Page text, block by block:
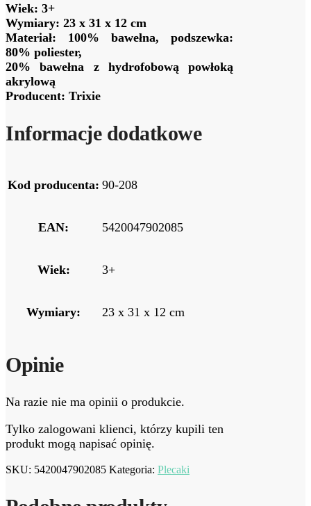
Wiek: 3+
Wymiary: 23 x 31 x 12 cm
Materiał: 100% bawełna, podszewka:
80% poliester,
20% bawełna z hydrofobową powłoką
akrylową
Producent: Trixie
Informacje dodatkowe
Kod producenta: 90-208
EAN: 5420047902085
Wiek: 3+
Wymiary: 23 x 31 x 12 cm
Opinie
Na razie nie ma opinii o produkcie.
Tylko zalogowani klienci, którzy kupili ten
produkt mogą napisać opinię.
SKU: 5420047902085 Kategoria: Plecaki